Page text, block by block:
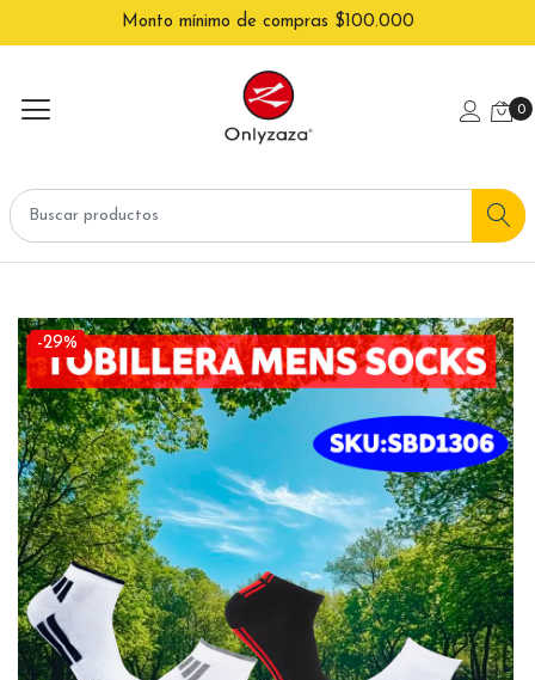
Monto mínimo de compras $100.000
0
-29%